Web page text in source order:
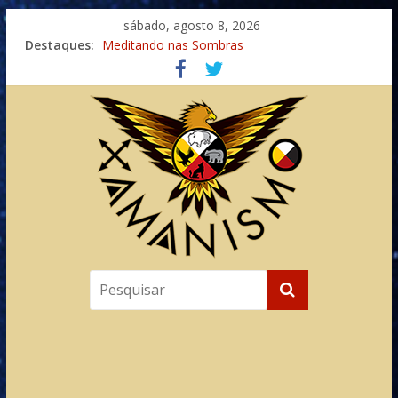
sábado, agosto 8, 2026
Destaques: Meditando nas Sombras
Autosuficiência: A Jornada do Espírito Ancestral
Xamanismo Universal
Totens – Caminho Espiritual – Crescimento
Imaginação na Cura